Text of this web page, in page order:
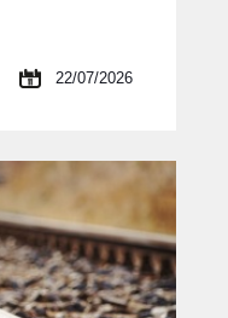
22/07/2026